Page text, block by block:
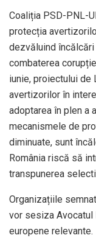
Coaliția PSD-PNL-
protecția
dezvăluind
combaterea
iunie, proiectului
avertizorilor în
adoptarea în plen a
mecanismele de
diminuate, sunt
România riscă să
transpunerea
Organizațiile
vor sesiza Avocatul
europene relevante.